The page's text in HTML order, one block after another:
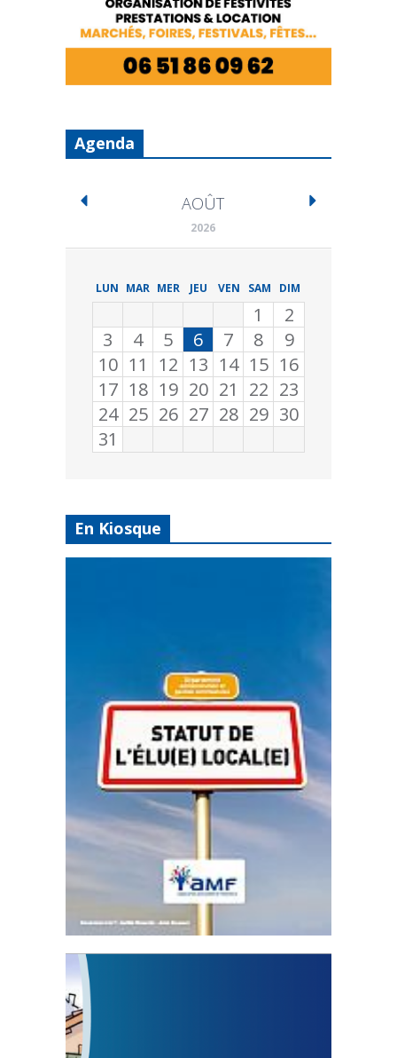
Agenda
AOÛT
2026
LUN MAR MER JEU VEN SAM DIM
1
2
3
4 5 6 7 8
9
10 11 12 13 14 15 16
17 18 19 20 21 22 23
24 25 26 27 28 29 30
31
En Kiosque
Statut de l’élu local
3 avril 2024
Mise à jour avril 2024
FEUILLETER